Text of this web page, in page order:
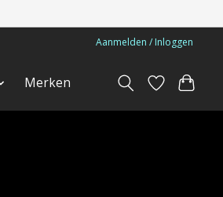
Aanmelden / Inloggen
Merken